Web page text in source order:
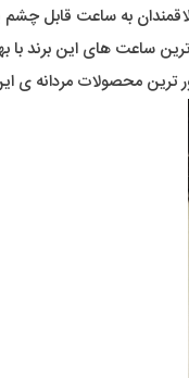
به ساعت قابل
ساعت های این برند
ترین محصولات مردانه ی